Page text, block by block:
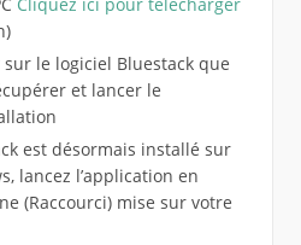
le logiciel Bluestack que
et lancer le
est désormais installé sur
lancez l’application en
(Raccourci) mise sur votre